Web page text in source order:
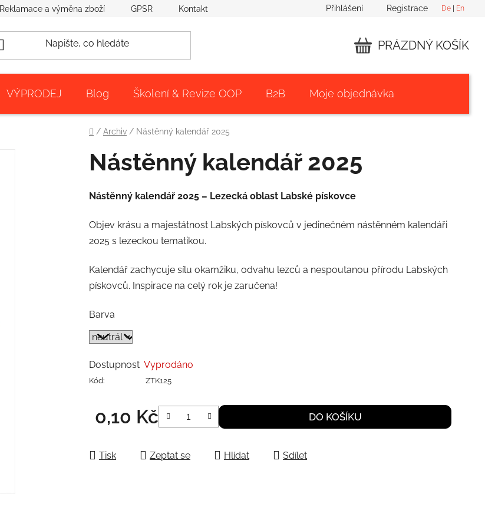
De| En
Reklamace a výměna zboží GPSR Kontakt Přihlášení Registrace
KOŠÍK
PRÁZDNÝ KOŠÍK
VÝPRODEJ Blog Školení & Revize OOP B2B Moje objednávka
Domů
/ Archiv / Nástěnný kalendář 2025
Nástěnný kalendář 2025
Nástěnný kalendář 2025 – Lezecká oblast Labské pískovce
Objev krásu a majestátnost Labských pískovců v jedinečném nástěnném kalendáři
2025 s lezeckou tematikou.
Kalendář zachycuje sílu okamžiku, odvahu lezců a nespoutanou přírodu Labských
pískovců. Inspirace na celý rok je zaručena!
Barva
Dostupnost Vyprodáno
Kód: ZTK125
0,10 Kč DO KOŠÍKU
Tisk Zeptat se Hlídat Sdílet